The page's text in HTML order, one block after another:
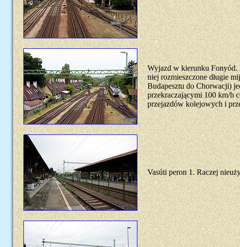
Wyjazd w kierunku Fonyód.
niej rozmieszczone długie
Budapesztu do Chorwacji)
przekraczającymi 100 km/h
przejazdów kolejowych i
Vasúti peron 1. Raczej